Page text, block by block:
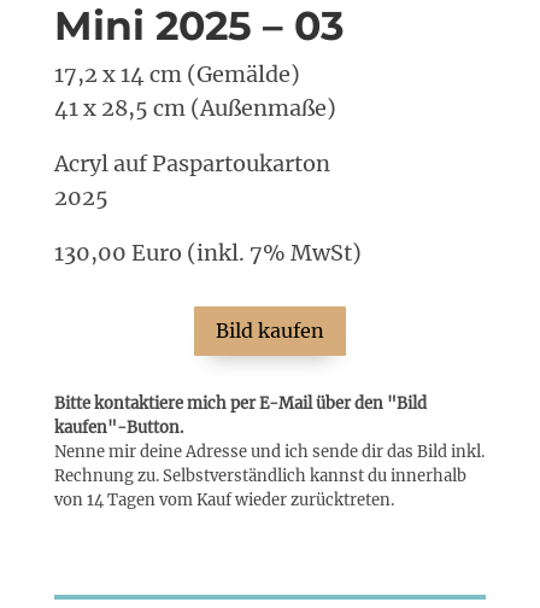
Mini 2025 – 03
17,2 x 14 cm (Gemälde)
41 x 28,5 cm (Außenmaße)
Acryl auf Paspartoukarton
2025
130,00 Euro (inkl. 7% MwSt)
Bild kaufen
Bitte kontaktiere mich per E-Mail über den "Bild
kaufen"-Button.
Nenne mir deine Adresse und ich sende dir das Bild inkl.
Rechnung zu. Selbstverständlich kannst du innerhalb
von 14 Tagen vom Kauf wieder zurücktreten.